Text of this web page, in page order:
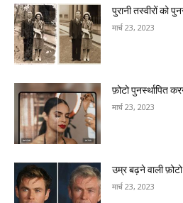
पुरानी तस्वीरों को
मार्च 23, 2023
फ़ोटो पुनर्स्थापित
मार्च 23, 2023
उम्र बढ़ने वाली
मार्च 23, 2023